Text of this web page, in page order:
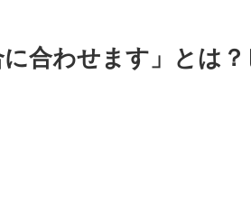
に合わせます」とは